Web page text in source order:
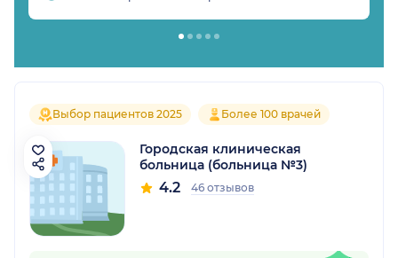
Выбор пациентов 2025 Более 100 врачей
Городская клиническая
больница (больница №3)
4.2 46 отзывов